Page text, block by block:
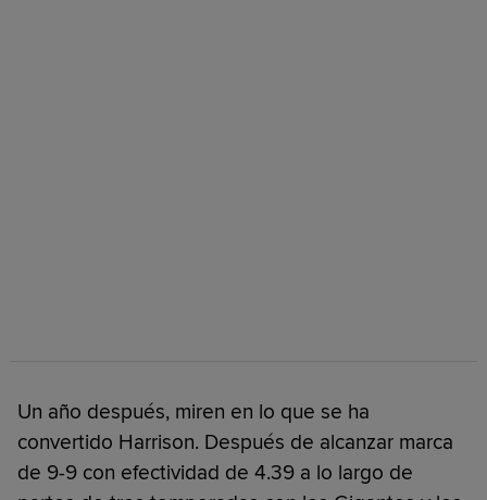
Un año después, miren en lo que se ha
convertido Harrison. Después de alcanzar marca
de 9-9 con efectividad de 4.39 a lo largo de